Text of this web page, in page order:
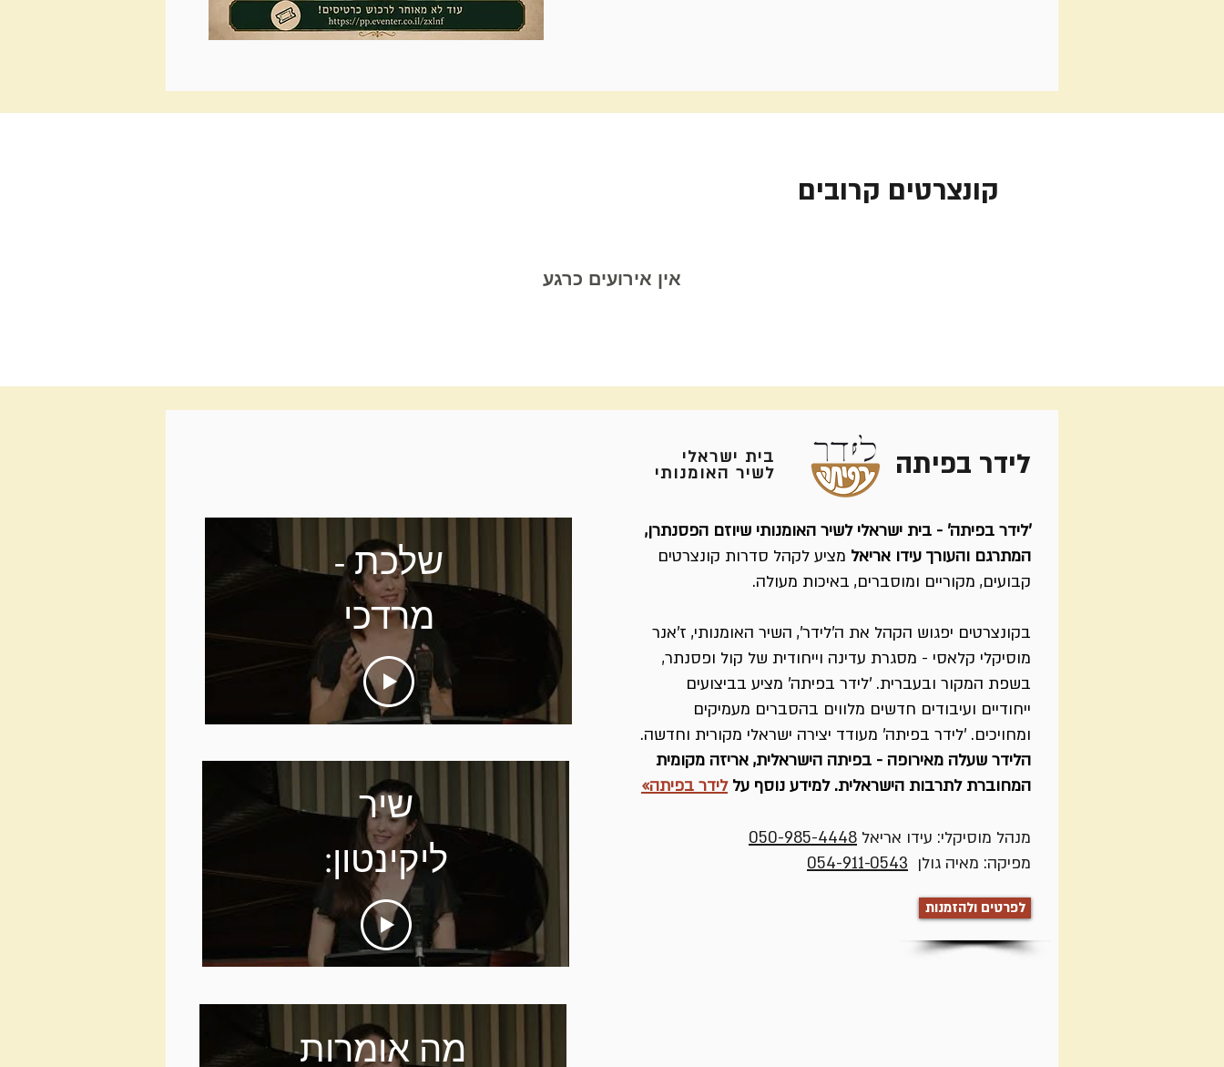
קונצרטים קרובים
אין אירועים כרגע
שלכת -
מרדכי
זעירא
(יעקב
אורלנד);
עיבוד -
מנחם
ויזנברג;
דניאלה
סקורקה -
שיר
ליקינטון:
רבקה
גוילי/מנחם
ויזנברג
מה אומרות
בית ישראלי
לשיר האומנותי לידר בפיתה
'לידר בפיתה' - בית ישראלי לשיר האומנותי שיוזם הפסנתרן,
המתרגם והעורך עידו אריאל מציע לקהל סדרות קונצרטים
קבועים, מקוריים ומוסברים, באיכות מעולה.
בקונצרטים יפגוש הקהל את ה'לידר', השיר האומנותי, ז'אנר
מוסיקלי קלאסי - מסגרת עדינה וייחודית של קול ופסנתר,
בשפת המקור ובעברית. 'לידר בפיתה' מציע בביצועים
ייחודיים ועיבודים חדשים מלווים בהסברים מעמיקים
ומחויכים. 'לידר בפיתה' מעודד יצירה ישראלי מקורית וחדשה.
הלידר שעלה מאירופה - בפיתה הישראלית, אריזה מקומית
המחוברת לתרבות הישראלית. למידע נוסף עללידר בפיתה»
מנהל מוסיקלי: עידו אריאל 050-985-4448
מפיקה: מאיה גולן 054-911-0543
לפרטים ולהזמנות